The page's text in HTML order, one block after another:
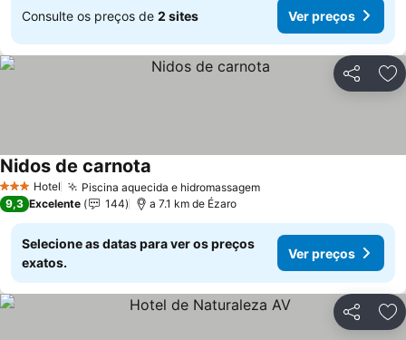
Consulte os preços de 2 sites Ver preços
Partilhar
3 EstrelasHotel Piscina aquecida e hidromassagem
Nidos de carnota
9,3 Excelente 144 a 7.1 km de Ézaro
Selecione as datas para ver os preços
exatos.
Ver preços
Partilhar